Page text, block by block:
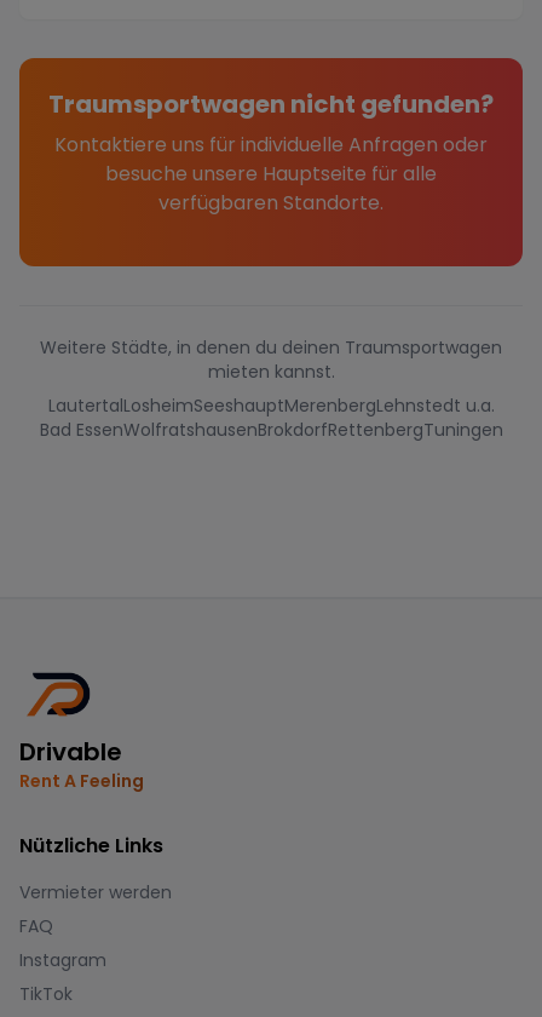
Traumsportwagen nicht gefunden?
Kontaktiere uns für individuelle Anfragen oder
besuche unsere Hauptseite für alle
verfügbaren Standorte.
Weitere Städte, in denen du deinen Traumsportwagen
mieten kannst.
LautertalLosheimSeeshauptMerenbergLehnstedt u.a.
Bad EssenWolfratshausenBrokdorfRettenbergTuningen
Drivable
Rent A Feeling
Nützliche Links
Vermieter werden
FAQ
Instagram
TikTok